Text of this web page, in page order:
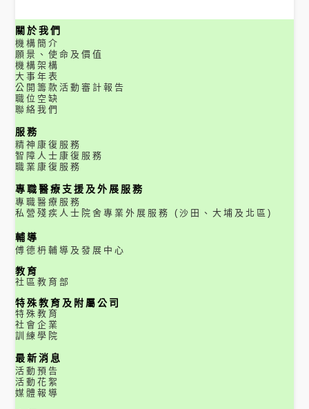
關於我們
機構簡介
願景、使命及價值
機構架構
大事年表
公開籌款活動審計報告
職位空缺
聯絡我們
服務
精神康復服務
智障人士康復服務
職業康復服務
專職醫療支援及外展服務
專職醫療服務
私營殘疾人士院舍專業外展服務 (沙田、大埔及北區)
輔導
傅德枬輔導及發展中心
教育
社區教育部
特殊教育及附屬公司
特殊教育
社會企業
訓練學院
最新消息
活動預告
活動花絮
媒體報導